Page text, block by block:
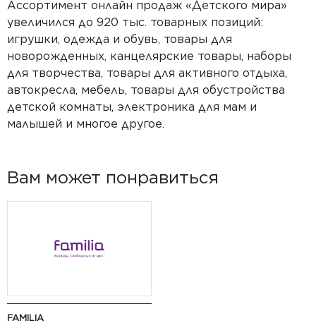
Ассортимент онлайн продаж «Детского мира»
увеличился до 920 тыс. товарных позиций:
игрушки, одежда и обувь, товары для
новорожденных, канцелярские товары, наборы
для творчества, товары для активного отдыха,
автокресла, мебель, товары для обустройства
детской комнаты, электроника для мам и
малышей и многое другое.
Вам может понравиться
FAMILIA